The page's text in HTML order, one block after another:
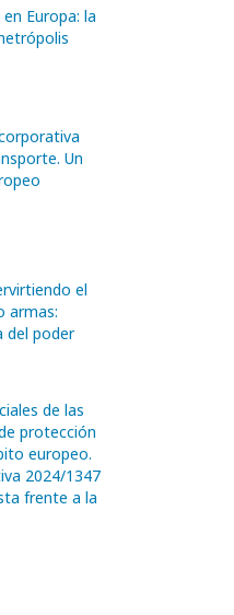
Europa: la
Un
el
armas:
del poder
de las
protección
europeo.
2024/1347
frente a la